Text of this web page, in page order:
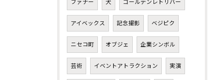
ファナー 犬 ゴールデンレトリバー
アイベックス 記念撮影 ベジピク
ニセコ町 オブジェ 企業シンボル
芸術 イベントアトラクション 実演